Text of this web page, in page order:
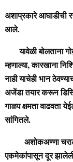
अशाप्रकारे आघाडीची
आले.
यावेळी बोलताना
म्हणाल्या, कारखाना
नाही याचेही भान
अजेंडा तयार करून
गाळप क्षमता वाढवता
सांगितले.
अशोकअण्णा चराटी
एकमेकांपासून दूर